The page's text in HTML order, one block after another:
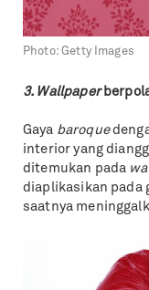
Photo:Getty Images
3. Wallpaper
Gaya baroque
interior yang
ditemukan pada
diaplikasikan pada
saatnya